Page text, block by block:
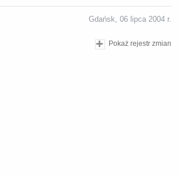
Gdańsk, 06 lipca 2004 r.
Pokaż rejestr zmian